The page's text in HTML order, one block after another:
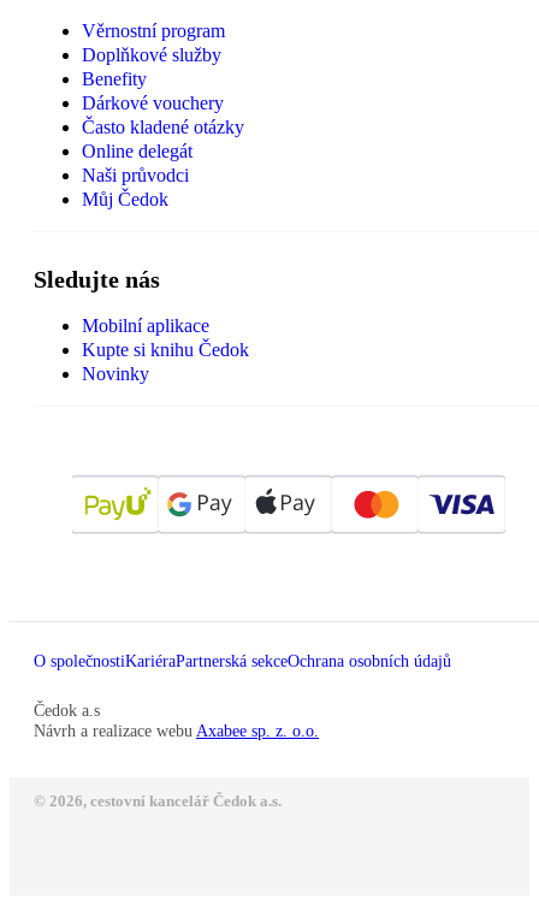
Věrnostní program
Doplňkové služby
Benefity
Dárkové vouchery
Často kladené otázky
Online delegát
Naši průvodci
Můj Čedok
Sledujte nás
Mobilní aplikace
Kupte si knihu Čedok
Novinky
O společnostiKariéraPartnerská sekceOchrana osobních údajů
Čedok a.s
Návrh a realizace webu Axabee sp. z. o.o.
© 2026, cestovní kancelář Čedok a.s.